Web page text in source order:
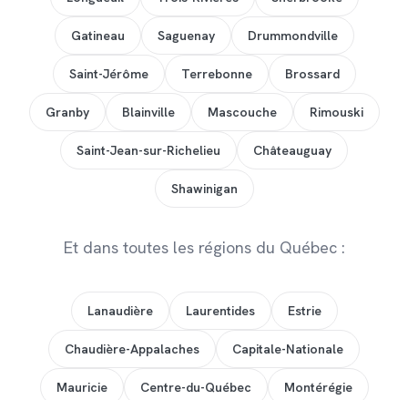
Gatineau Saguenay Drummondville
Saint-Jérôme Terrebonne Brossard
Granby Blainville Mascouche Rimouski
Saint-Jean-sur-Richelieu Châteauguay
Shawinigan
Et dans toutes les régions du Québec :
Lanaudière Laurentides Estrie
Chaudière-Appalaches Capitale-Nationale
Mauricie Centre-du-Québec Montérégie